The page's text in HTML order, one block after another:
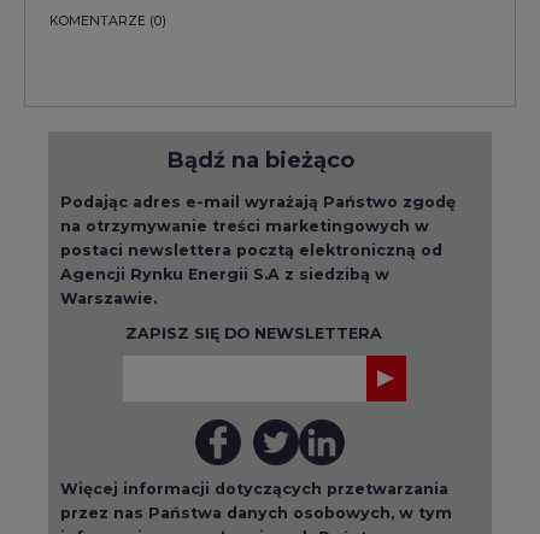
KOMENTARZE (0)
Bądź na bieżąco
Podając adres e-mail wyrażają Państwo zgodę
na otrzymywanie treści marketingowych w
postaci newslettera pocztą elektroniczną od
Agencji Rynku Energii S.A z siedzibą w
Warszawie.
ZAPISZ SIĘ DO NEWSLETTERA
Więcej informacji dotyczących przetwarzania
przez nas Państwa danych osobowych, w tym